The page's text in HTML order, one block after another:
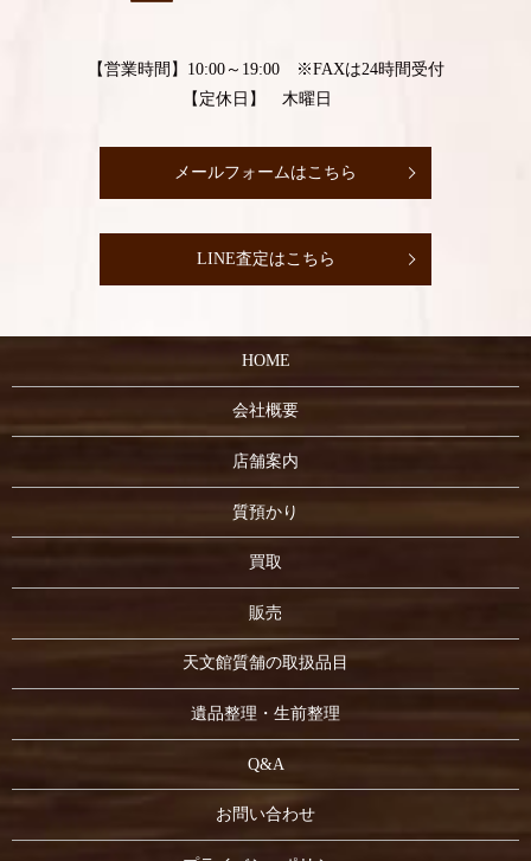
【営業時間】10:00～19:00 ※FAXは24時間受付
【定休日】 木曜日
メールフォームはこちら
LINE査定はこちら
HOME
会社概要
店舗案内
質預かり
買取
販売
天文館質舗の取扱品目
遺品整理・生前整理
Q&A
お問い合わせ